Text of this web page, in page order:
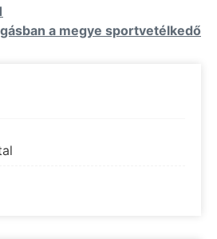
a megye sportvetélkedő